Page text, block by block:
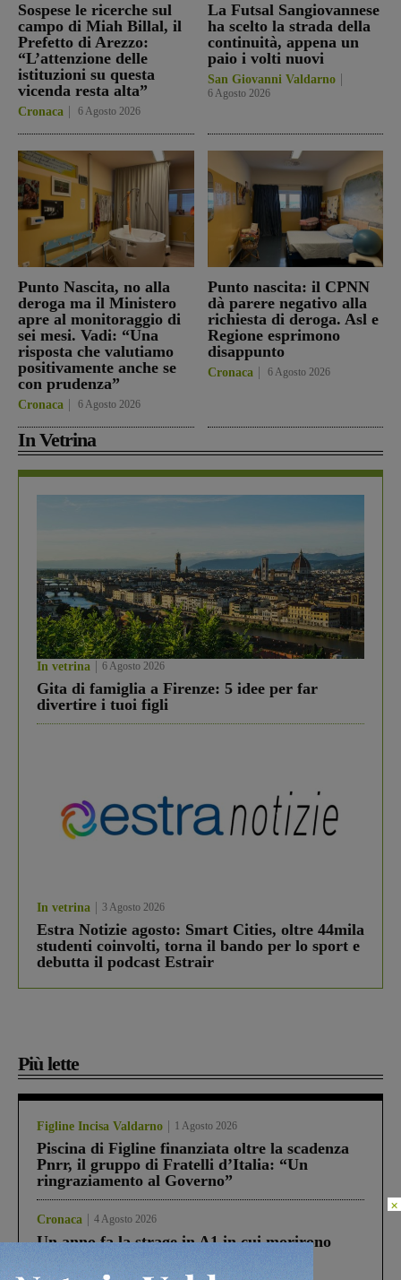
Sospese le ricerche sul
campo di Miah Billal, il
Prefetto di Arezzo:
“L’attenzione delle
istituzioni su questa
vicenda resta alta”
Cronaca 6 Agosto 2026
La Futsal Sangiovannese
ha scelto la strada della
continuità, appena un
paio i volti nuovi
San Giovanni Valdarno
6 Agosto 2026
Punto Nascita, no alla
deroga ma il Ministero
apre al monitoraggio di
sei mesi. Vadi: “Una
risposta che valutiamo
positivamente anche se
con prudenza”
Cronaca 6 Agosto 2026
Punto nascita: il CPNN
dà parere negativo alla
richiesta di deroga. Asl e
Regione esprimono
disappunto
Cronaca 6 Agosto 2026
In Vetrina
In vetrina 6 Agosto 2026
Gita di famiglia a Firenze: 5 idee per far
divertire i tuoi figli
In vetrina 3 Agosto 2026
Estra Notizie agosto: Smart Cities, oltre 44mila
studenti coinvolti, torna il bando per lo sport e
debutta il podcast Estrair
Più lette
Figline Incisa Valdarno 1 Agosto 2026
Piscina di Figline finanziata oltre la scadenza
Pnrr, il gruppo di Fratelli d’Italia: “Un
ringraziamento al Governo”
Cronaca 4 Agosto 2026
Un anno fa la strage in A1 in cui morirono
processo, lo stop ai sorpassi fra tir....
×